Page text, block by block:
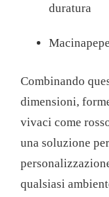
duratura
Combinando
dimensioni,
vivaci come
una soluzione
qualsiasi